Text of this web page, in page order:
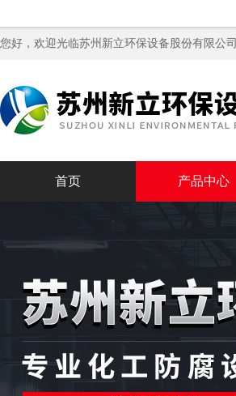
您好，欢迎光临苏州新立环保设备股份有限公司
首页 产品中心